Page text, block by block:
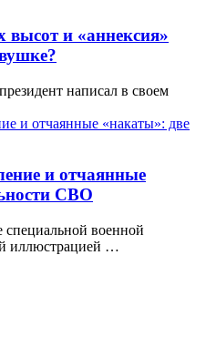
высот и «аннексия»
написал в своем
и отчаянные
СВО
военной
иллюстрацией …